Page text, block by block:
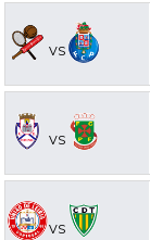
VS
VS
VS